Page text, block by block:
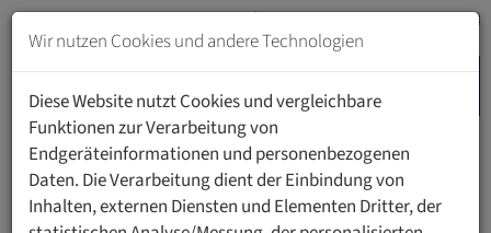
Zum
Inhalt
springen
Navigation
springen
HOME SEITE NICHT GEFUNDEN
Wir nutzen Cookies und andere Technologien
Diese Website nutzt Cookies und vergleichbare
Funktionen zur Verarbeitung von
Endgeräteinformationen und personenbezogenen
Daten. Die Verarbeitung dient der Einbindung von
Inhalten, externen Diensten und Elementen Dritter, der